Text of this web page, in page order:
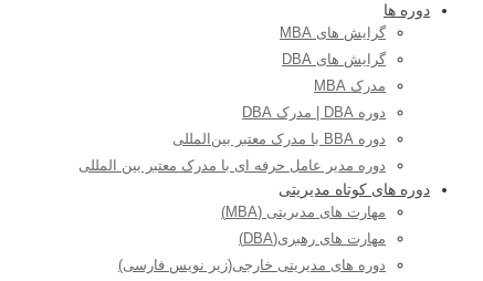
دوره ها
گرایش های MBA
گرایش های DBA
مدرک MBA
دوره DBA | مدرک DBA
دوره BBA با مدرک معتبر بین‌المللی
دوره مدیر عامل حرفه ای با مدرک معتبر بین المللی
دوره های کوتاه مدیریتی
مهارت های مدیریتی (MBA)
مهارت های رهبری(DBA)
دوره های مدیریتی خارجی(زیر نویس فارسی)